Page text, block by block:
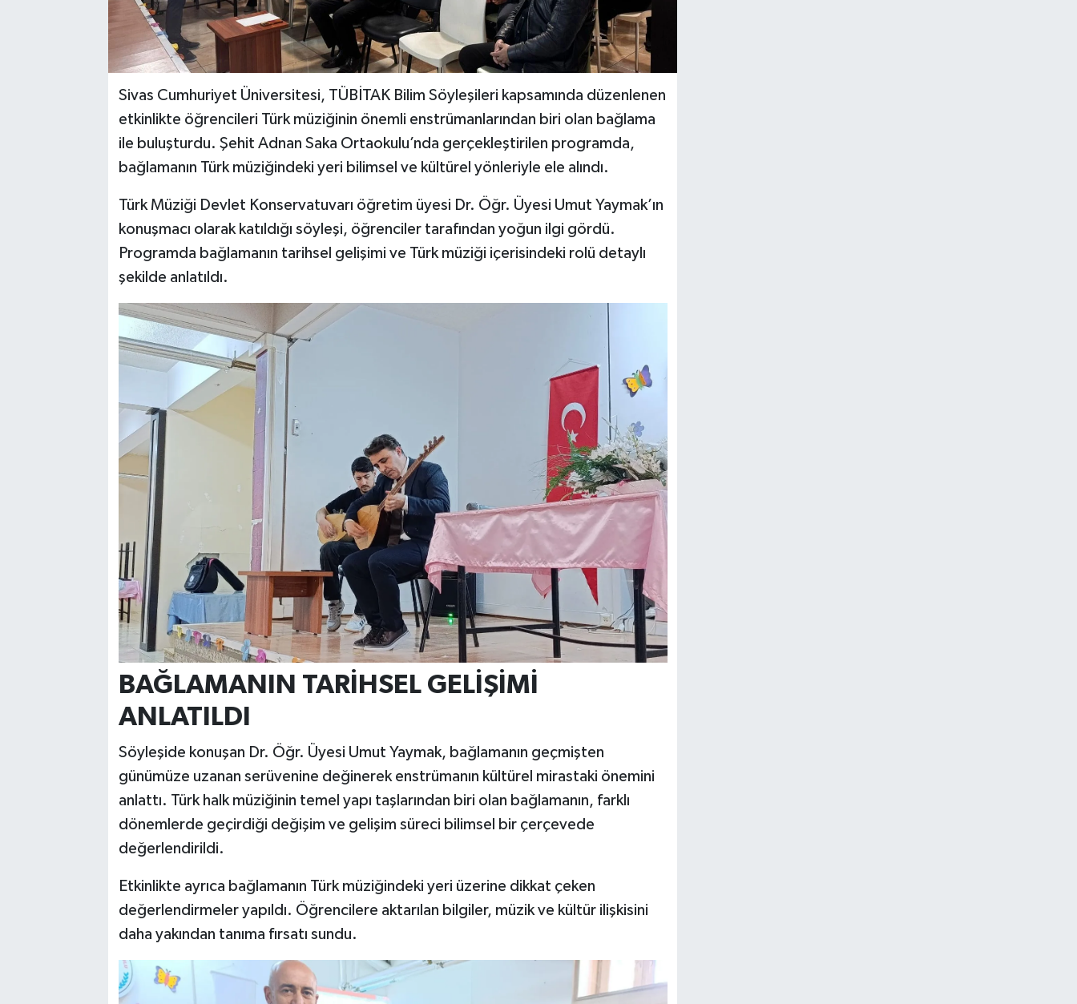
Sivas Cumhuriyet Üniversitesi, TÜBİTAK Bilim Söyleşileri kapsamında düzenlenen
etkinlikte öğrencileri Türk müziğinin önemli enstrümanlarından biri olan bağlama
ile buluşturdu. Şehit Adnan Saka Ortaokulu’nda gerçekleştirilen programda,
bağlamanın Türk müziğindeki yeri bilimsel ve kültürel yönleriyle ele alındı.
Türk Müziği Devlet Konservatuvarı öğretim üyesi Dr. Öğr. Üyesi Umut Yaymak’ın
konuşmacı olarak katıldığı söyleşi, öğrenciler tarafından yoğun ilgi gördü.
Programda bağlamanın tarihsel gelişimi ve Türk müziği içerisindeki rolü detaylı
şekilde anlatıldı.
BAĞLAMANIN TARİHSEL GELİŞİMİ
ANLATILDI
Söyleşide konuşan Dr. Öğr. Üyesi Umut Yaymak, bağlamanın geçmişten
günümüze uzanan serüvenine değinerek enstrümanın kültürel mirastaki önemini
anlattı. Türk halk müziğinin temel yapı taşlarından biri olan bağlamanın, farklı
dönemlerde geçirdiği değişim ve gelişim süreci bilimsel bir çerçevede
değerlendirildi.
Etkinlikte ayrıca bağlamanın Türk müziğindeki yeri üzerine dikkat çeken
değerlendirmeler yapıldı. Öğrencilere aktarılan bilgiler, müzik ve kültür ilişkisini
daha yakından tanıma fırsatı sundu.